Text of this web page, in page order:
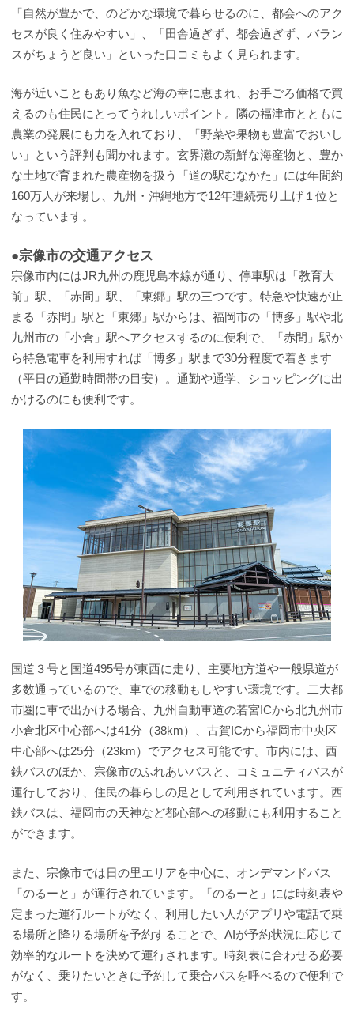
「自然が豊かで、のどかな環境で暮らせるのに、都会へのアク
セスが良く住みやすい」、「田舎過ぎず、都会過ぎず、バラン
スがちょうど良い」といった口コミもよく見られます。
海が近いこともあり魚など海の幸に恵まれ、お手ごろ価格で買
えるのも住民にとってうれしいポイント。隣の福津市とともに
農業の発展にも力を入れており、「野菜や果物も豊富でおいし
い」という評判も聞かれます。玄界灘の新鮮な海産物と、豊か
な土地で育まれた農産物を扱う「道の駅むなかた」には年間約
160万人が来場し、九州・沖縄地方で12年連続売り上げ１位と
なっています。
●宗像市の交通アクセス
宗像市内にはJR九州の鹿児島本線が通り、停車駅は「教育大
前」駅、「赤間」駅、「東郷」駅の三つです。特急や快速が止
まる「赤間」駅と「東郷」駅からは、福岡市の「博多」駅や北
九州市の「小倉」駅へアクセスするのに便利で、「赤間」駅か
ら特急電車を利用すれば「博多」駅まで30分程度で着きます
（平日の通勤時間帯の目安）。通勤や通学、ショッピングに出
かけるのにも便利です。
国道３号と国道495号が東西に走り、主要地方道や一般県道が
多数通っているので、車での移動もしやすい環境です。二大都
市圏に車で出かける場合、九州自動車道の若宮ICから北九州市
小倉北区中心部へは41分（38km）、古賀ICから福岡市中央区
中心部へは25分（23km）でアクセス可能です。市内には、西
鉄バスのほか、宗像市のふれあいバスと、コミュニティバスが
運行しており、住民の暮らしの足として利用されています。西
鉄バスは、福岡市の天神など都心部への移動にも利用すること
ができます。
また、宗像市では日の里エリアを中心に、オンデマンドバス
「のるーと」が運行されています。「のるーと」には時刻表や
定まった運行ルートがなく、利用したい人がアプリや電話で乗
る場所と降りる場所を予約することで、AIが予約状況に応じて
効率的なルートを決めて運行されます。時刻表に合わせる必要
がなく、乗りたいときに予約して乗合バスを呼べるので便利で
す。